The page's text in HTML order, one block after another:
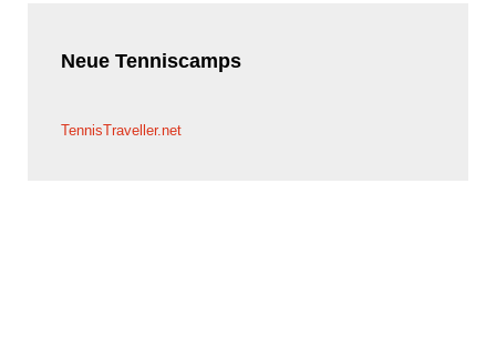
Neue Tenniscamps
TennisTraveller.net